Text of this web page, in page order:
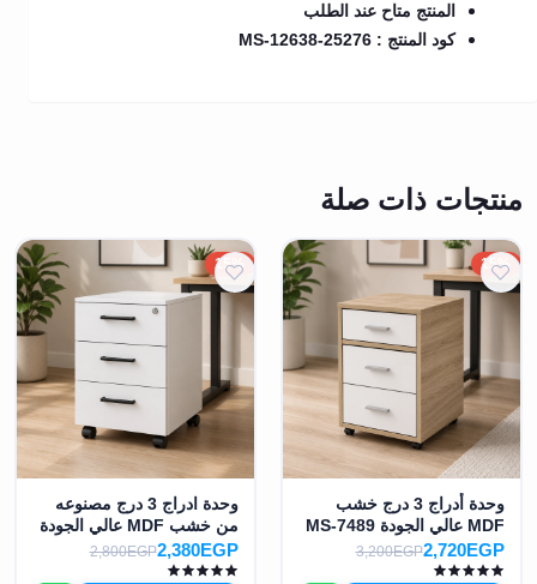
المنتج متاح عند الطلب
كود المنتج : MS-12638-25276
منتجات ذات صلة
15%
وحدة أدراج 3 درج خشب
MDF عالي الجودة MS-7489
2,720EGP
3,200EGP
15%
وحدة ادراج 3 درج مصنوعه
من خشب MDF عالي الجودة
MS-12639
2,380EGP
2,800EGP